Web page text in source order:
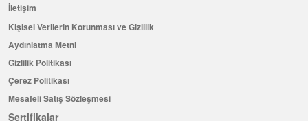
İletişim
Kişisel Verilerin Korunması ve Gizlilik
Aydınlatma Metni
Gizlilik Politikası
Çerez Politikası
Mesafeli Satış Sözleşmesi
Sertifikalar